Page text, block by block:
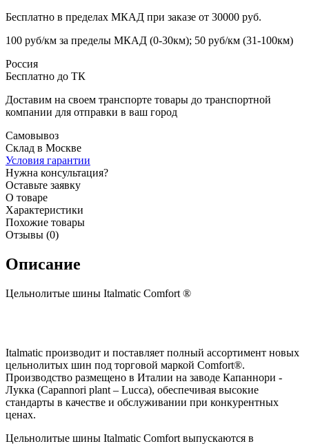
Бесплатно в пределах МКАД при заказе от 30000 руб.
100 руб/км за пределы МКАД (0-30км); 50 руб/км (31-100км)
Россия
Бесплатно до ТК
Доставим на своем транспорте товары до транспортной
компании для отправки в ваш город
Самовывоз
Склад в Москве
Условия гарантии
Нужна консультация?
Оставьте заявку
О товаре
Характеристики
Похожие товары
Отзывы (0)
Описание
Цельнолитые шины Italmatic Comfort ®
Italmatic производит и поставляет полный ассортимент новых
цельнолитых шин под торговой маркой Comfort®.
Производство размещено в Италии на заводе Капаннори -
Лукка (Capannori plant – Lucca), обеспечивая высокие
стандарты в качестве и обслуживании при конкурентных
ценах.
Цельнолитые шины Italmatic Comfort выпускаются в